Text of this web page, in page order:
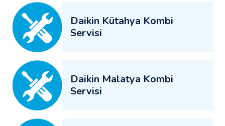
Daikin Kütahya Kombi
Servisi
Daikin Malatya Kombi
Servisi